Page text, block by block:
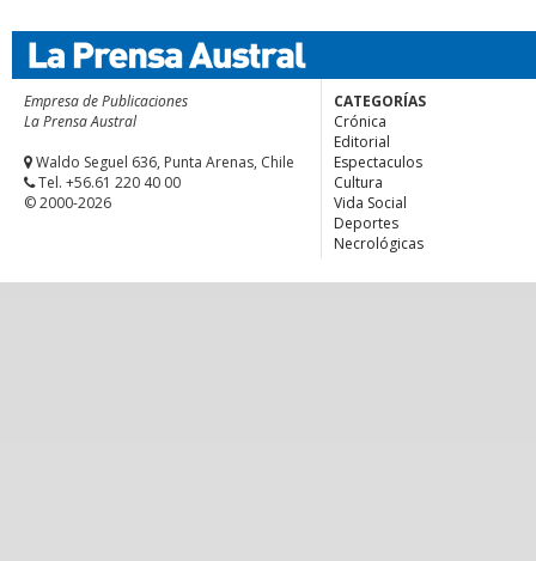
Empresa de Publicaciones
La Prensa Austral
Waldo Seguel 636, Punta Arenas, Chile
Tel. +56.61 220 40 00
© 2000-2026
CATEGORÍAS
Crónica
Editorial
Espectaculos
Cultura
Vida Social
Deportes
Necrológicas